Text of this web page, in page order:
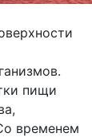
пищи
временем